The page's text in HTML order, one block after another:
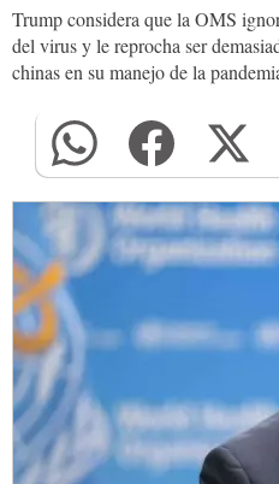
Trump considera que la OMS
del virus y le reprocha ser
chinas en su manejo de la